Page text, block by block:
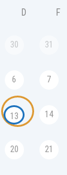
D F
30 31
6 7
13 14
20 21